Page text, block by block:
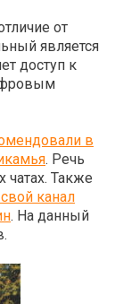
от
является
доступ к
в
. Речь
Также
канал
. На данный